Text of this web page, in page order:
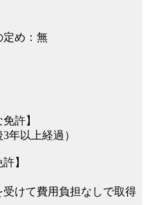
定め：無
許】
年以上経過）
】
けて費用負担なしで取得